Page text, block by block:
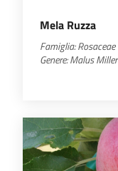
Mela Ruzza
Famiglia: Rosaceae
Genere:MalusMiller